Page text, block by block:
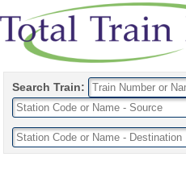
Search Train: